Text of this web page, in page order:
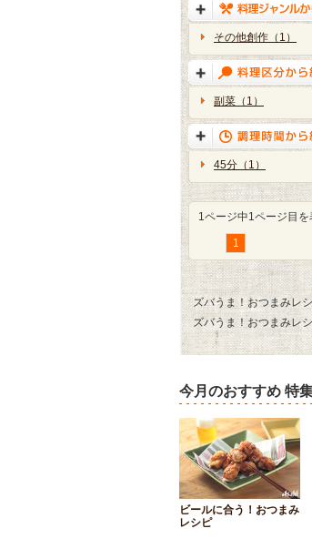
その他創作（1）
副菜（1）
45分（1）
1ページ中1ページ目
1
ズバうま！おつまみレ
ズバうま！おつまみレ
今月のおすすめ 特
ビールに合う！おつまみ
レシピ